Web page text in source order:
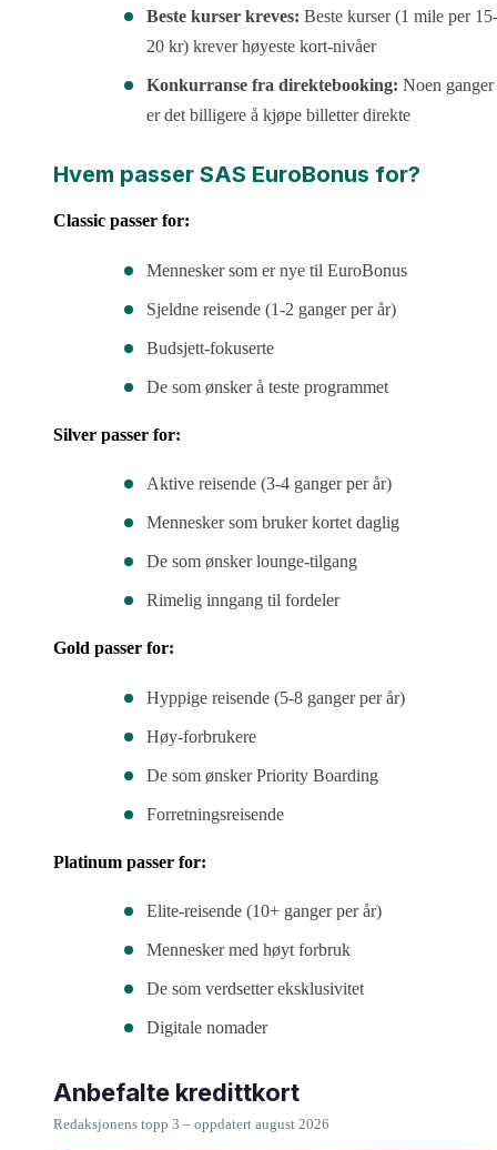
Beste kurser kreves: Beste kurser (1 mile per 15-
20 kr) krever høyeste kort-nivåer
Konkurranse fra direktebooking: Noen ganger
er det billigere å kjøpe billetter direkte
Hvem passer SAS EuroBonus for?
Classic passer for:
Mennesker som er nye til EuroBonus
Sjeldne reisende (1-2 ganger per år)
Budsjett-fokuserte
De som ønsker å teste programmet
Silver passer for:
Aktive reisende (3-4 ganger per år)
Mennesker som bruker kortet daglig
De som ønsker lounge-tilgang
Rimelig inngang til fordeler
Gold passer for:
Hyppige reisende (5-8 ganger per år)
Høy-forbrukere
De som ønsker Priority Boarding
Forretningsreisende
Platinum passer for:
Elite-reisende (10+ ganger per år)
Mennesker med høyt forbruk
De som verdsetter eksklusivitet
Digitale nomader
Anbefalte kredittkort
Redaksjonens topp 3 – oppdatert august 2026